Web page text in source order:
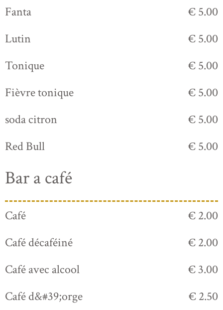
Fanta
€ 5.00
Lutin
€ 5.00
Tonique
€ 5.00
Fièvre tonique
€ 5.00
soda citron
€ 5.00
Red Bull
€ 5.00
Bar a café
Café
€ 2.00
Café décaféiné
€ 2.00
Café avec alcool
€ 3.00
Café d&#39;orge
€ 2.50